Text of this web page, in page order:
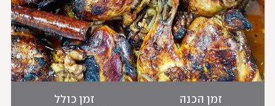
זמן הכנה זמן כולל